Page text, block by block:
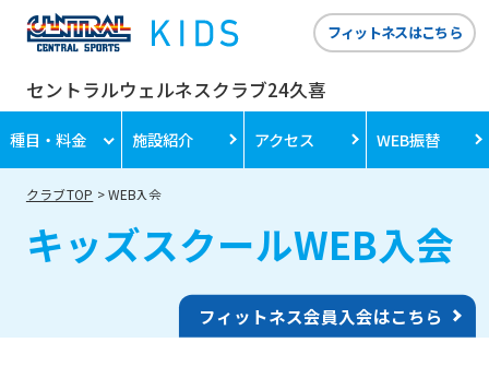
セントラルウェルネスクラブ24久喜
フィットネスはこちら
種目・料金 施設紹介 アクセス WEB振替
クラブTOP WEB入会
キッズスクールWEB入会
フィットネス会員入会はこちら